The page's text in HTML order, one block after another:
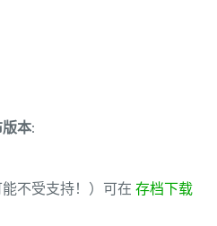
版本:
不受支持！）可在 存档下载